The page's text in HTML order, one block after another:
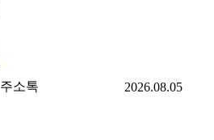
주소톡 2026.08.05